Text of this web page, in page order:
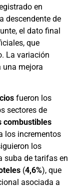
en
descendente de
el dato final
que
La variación
una mejora
fueron los
sectores de
combustibles
los incrementos
los
suba de tarifas en
(4,6%), que
asociada a